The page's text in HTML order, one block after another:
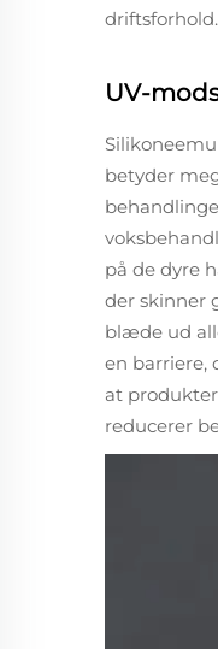
driftsforhold.
UV-
betyder
på de dyre
der skinner
blæde ud
en barriere,
at
reducerer